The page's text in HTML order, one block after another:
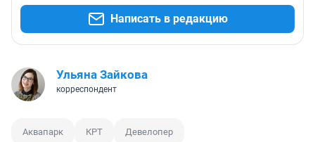
Написать в редакцию
Ульяна Зайкова
корреспондент
Аквапарк КРТ Девелопер